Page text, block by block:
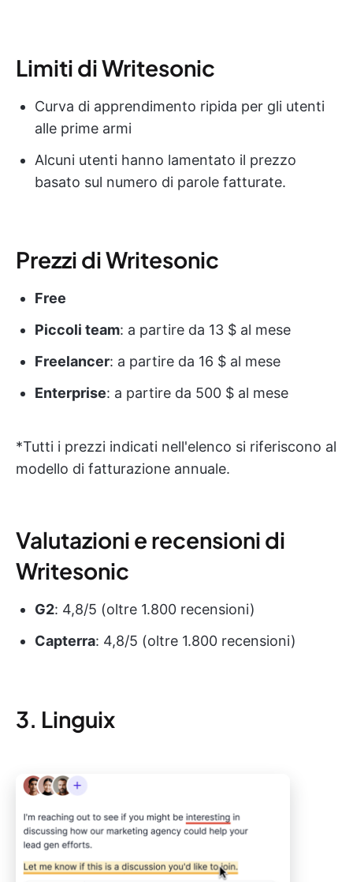
Limiti di Writesonic
Curva di apprendimento ripida per gli utenti
alle prime armi
Alcuni utenti hanno lamentato il prezzo
basato sul numero di parole fatturate.
Prezzi di Writesonic
Free
Piccoli team: a partire da 13 $ al mese
Freelancer: a partire da 16 $ al mese
Enterprise: a partire da 500 $ al mese
*Tutti i prezzi indicati nell'elenco si riferiscono al
modello di fatturazione annuale.
Valutazioni e recensioni di
Writesonic
G2: 4,8/5 (oltre 1.800 recensioni)
Capterra: 4,8/5 (oltre 1.800 recensioni)
3. Linguix